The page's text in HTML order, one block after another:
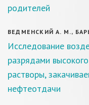
родителей
ВЕДМЕНСКИЙ А. М.,
Исследование
разрядами
растворы,
нефтеотдачи